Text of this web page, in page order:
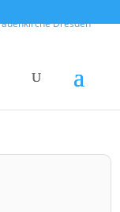
Dresden